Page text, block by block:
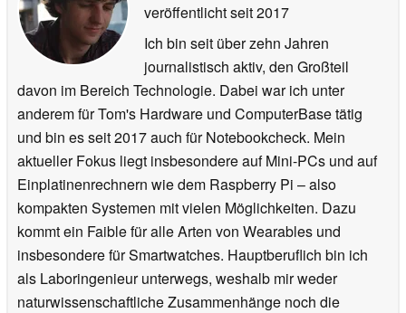
veröffentlichtseit 2017
Ich bin seit über zehn Jahren
journalistisch aktiv, den Großteil
davon im Bereich Technologie. Dabei war ich unter
anderem für Tom's Hardware und ComputerBase tätig
und bin es seit 2017 auch für Notebookcheck. Mein
aktueller Fokus liegt insbesondere auf Mini-PCs und auf
Einplatinenrechnern wie dem Raspberry Pi – also
kompakten Systemen mit vielen Möglichkeiten. Dazu
kommt ein Faible für alle Arten von Wearables und
insbesondere für Smartwatches. Hauptberuflich bin ich
als Laboringenieur unterwegs, weshalb mir weder
naturwissenschaftliche Zusammenhänge noch die